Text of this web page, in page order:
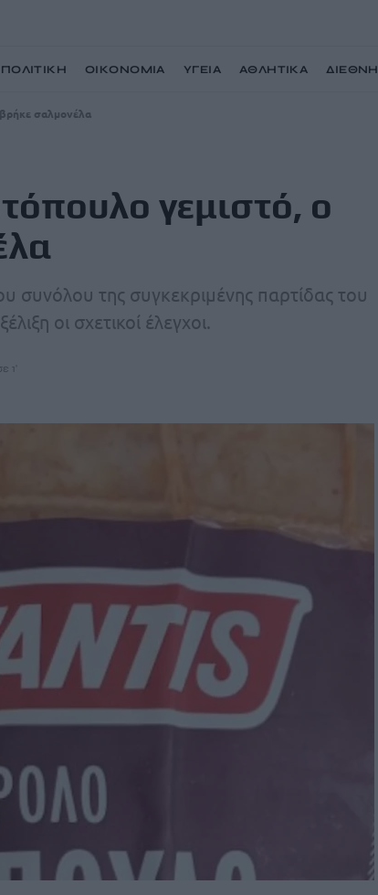
ΠΟΛΙΤΙΚΗ ΟΙΚΟΝΟΜΙΑ ΥΓΕΙΑ ΑΘΛΗΤΙΚΑ ΔΙΕΘΝΗ
σαλμονέλα
γεμιστό, ο
συνόλου της συγκεκριμένης παρτίδας του
οι σχετικοί έλεγχοι.
1'